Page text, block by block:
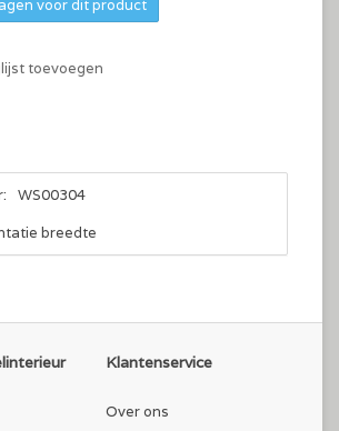
voor dit product
toevoegen
WS00304
breedte
Klantenservice
Over ons